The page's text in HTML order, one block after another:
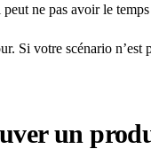
ne pas avoir le
votre scénario
un